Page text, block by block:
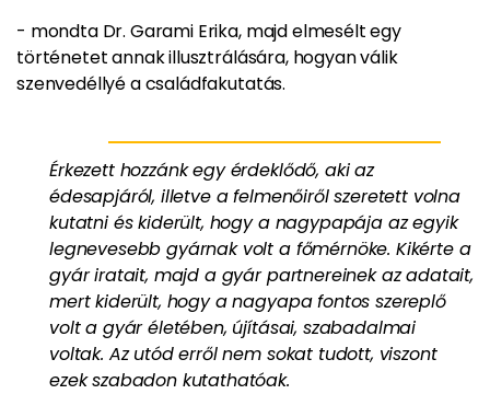
- mondta Dr. Garami Erika, majd elmesélt egy
történetet annak illusztrálására, hogyan válik
szenvedéllyé a családfakutatás.
Érkezett hozzánk egy érdeklődő, aki az
édesapjáról, illetve a felmenőiről szeretett volna
kutatni és kiderült, hogy a nagypapája az egyik
legnevesebb gyárnak volt a főmérnöke. Kikérte a
gyár iratait, majd a gyár partnereinek az adatait,
mert kiderült, hogy a nagyapa fontos szereplő
volt a gyár életében, újításai, szabadalmai
voltak. Az utód erről nem sokat tudott, viszont
ezek szabadon kutathatóak.